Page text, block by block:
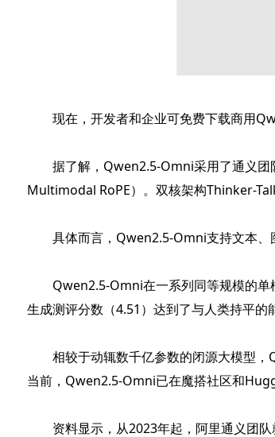
现在，开发者和企业可免费下载商用
据了解，Qwen2.5-Omni采用了通义团
Multimodal RoPE）。双核架构Thinker-
具体而言，Qwen2.5-Omni支持文本、图
Qwen2.5-Omni在一系列同等规模的单模
生成测评分数（4.51）达到了与人类持平的
相较于动辄数千亿参数的闭源大模型，
当前，Qwen2.5-Omni已在魔搭社区和
资料显示，从2023年起，阿里通义团队